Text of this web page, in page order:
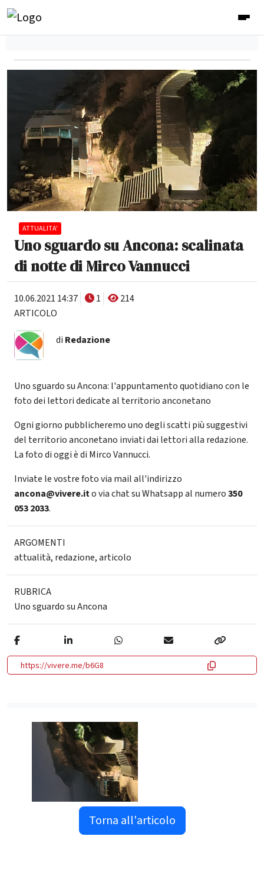
ATTUALITA'
Uno sguardo su Ancona: scalinata
di notte di Mirco Vannucci
10.06.2021 14:37 1
214
ARTICOLO
di Redazione
Uno sguardo su Ancona: l'appuntamento quotidiano con le
foto dei lettori dedicate al territorio anconetano
Ogni giorno pubblicheremo uno degli scatti più suggestivi
del territorio anconetano inviati dai lettori alla redazione.
La foto di oggi è di Mirco Vannucci.
Inviate le vostre foto via mail all'indirizzo
ancona@vivere.ito via chat su Whatsapp al numero350
053 2033.
ARGOMENTI
attualità, redazione,articolo
RUBRICA
Uno sguardo su Ancona
https://vivere.me/b6G8
Torna all'articolo